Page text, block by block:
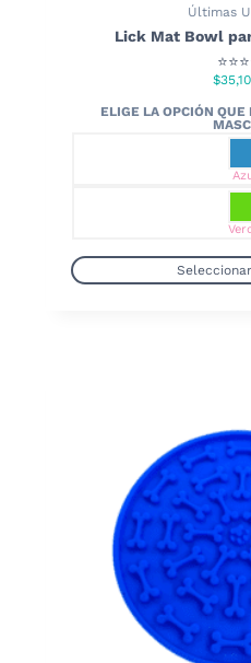
Últimas
Lick Mat Bowl
$